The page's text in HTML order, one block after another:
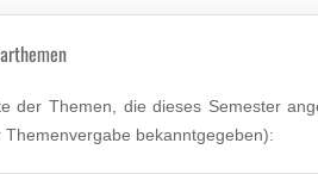
der Themen, die dieses Semester
Themenvergabe bekanntgegeben):